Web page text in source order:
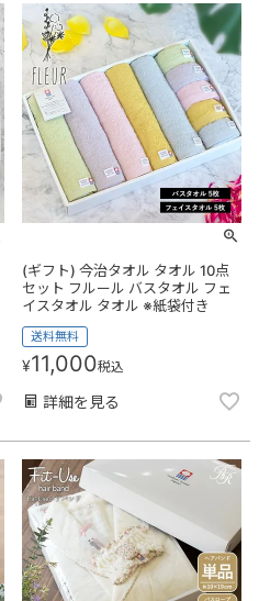
(ギフト) 今治タオル タオル 10点
セット フルール バスタオル フェ
イスタオル タオル ※紙袋付き
送料無料
¥11,000税込
詳細を見る